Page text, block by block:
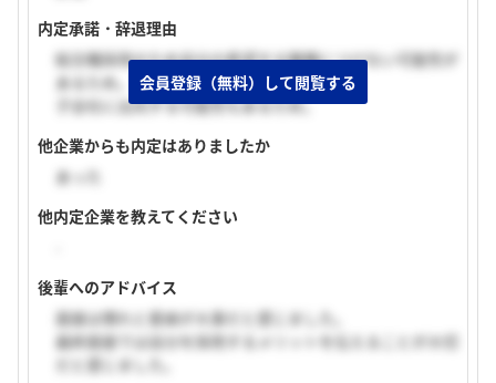
内定承諾・辞退理由
総合職採用のため自分の希望する職種につけない可能性が
あるため。
子会社に出向する可能性もあるため。
他企業からも内定はありましたか
あった
他内定企業を教えてください
後輩へのアドバイス
面接は慣れと愛嬌が大事だと感じました。
最終面接では自分を採用するメリットを伝えることが大切
だと感じました。
会員登録（無料）して閲覧する